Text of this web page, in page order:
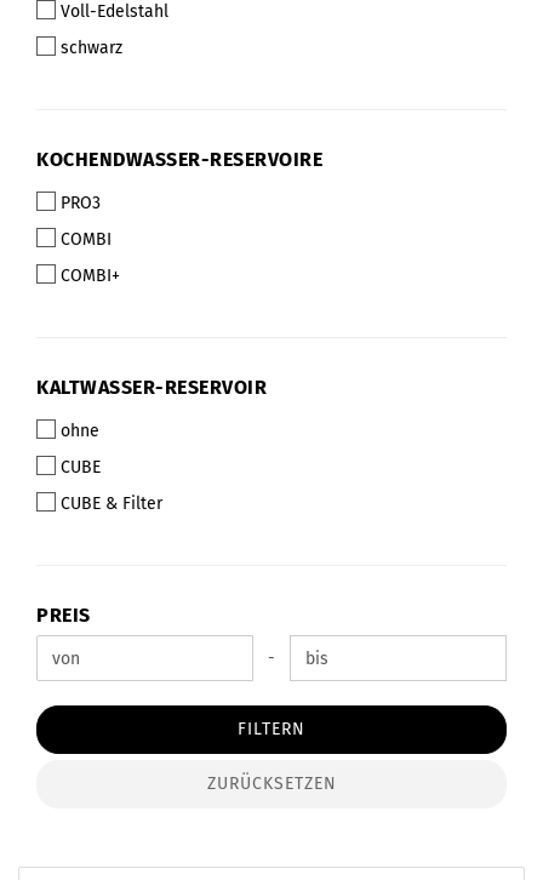
Voll-Edelstahl
schwarz
KOCHENDWASSER-
KOCHENDWASSER-RESERVOIRE
PRO3
COMBI
COMBI+
KALTWASSER-
KALTWASSER-RESERVOIR
ohne
CUBE
CUBE & Filter
PREIS
PREIS
Preis bis -
FILTERN
ZURÜCKSETZEN